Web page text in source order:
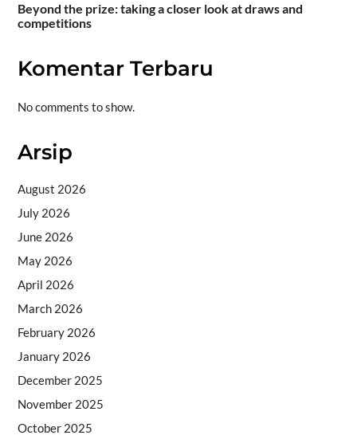
Beyond the prize: taking a closer look at draws and
competitions
Komentar Terbaru
No comments to show.
Arsip
August 2026
July 2026
June 2026
May 2026
April 2026
March 2026
February 2026
January 2026
December 2025
November 2025
October 2025